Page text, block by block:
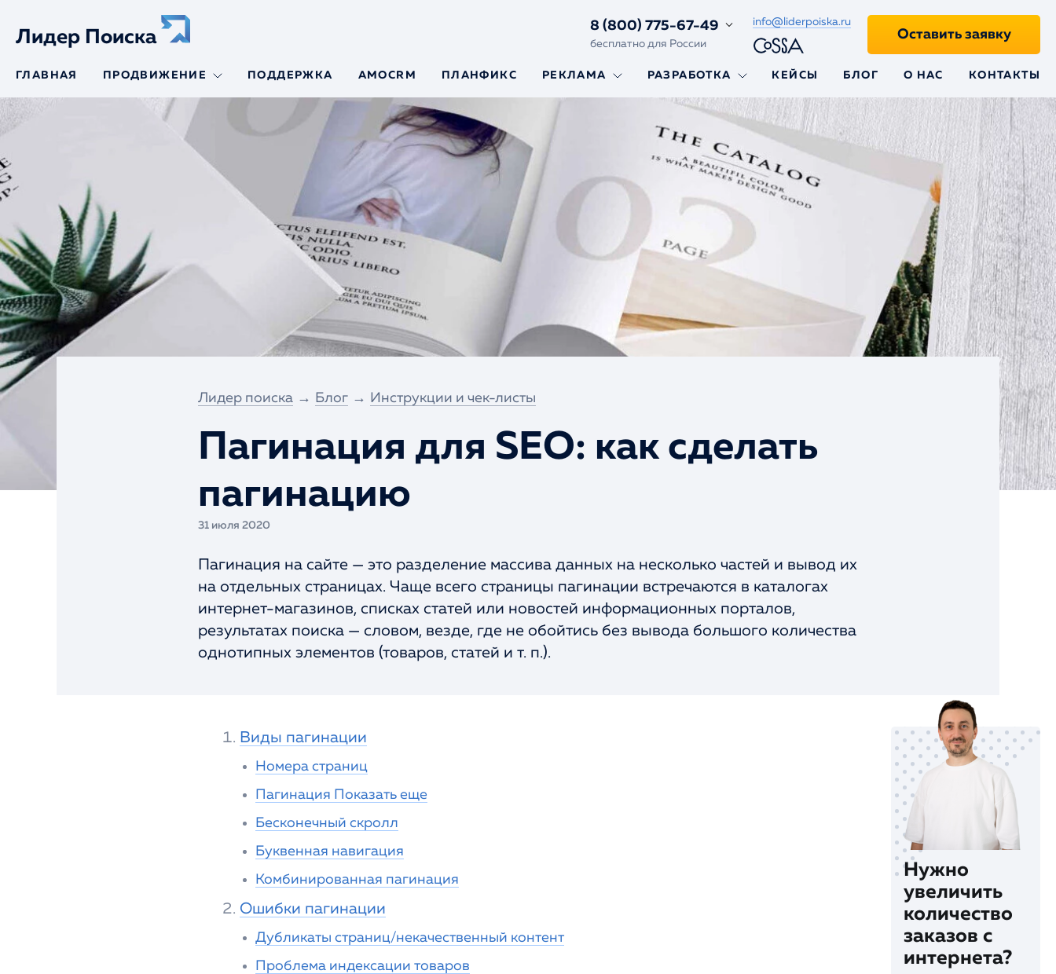
Лидер Поиска
8 (800) 775-67-49
бесплатно для России
info@liderpoiska.ru
ГЛАВНАЯ ПРОДВИЖЕНИЕ
SEO-продвижение
SEO-продвижение
Продвижение по
позициям
Молодой сайт
Региональное
продвижение
Продвижение
ПОДДЕРЖКА AMOCRM ПЛАНФИКС РЕКЛАМА
маркетплейсах
РАЗРАБОТКА
Создание
Сайты на Yii
Framework
Сайты на Laravel
Ускорение
КЕЙСЫ БЛОГ О НАС КОНТАКТЫ
Оставить заявку
Лидер поиска → Блог → Инструкции и чек-листы
Пагинация для SEO: как сделать
пагинацию
31 июля 2020
Пагинация на сайте — это разделение массива данных на несколько частей и вывод их
на отдельных страницах. Чаще всего страницы пагинации встречаются в каталогах
интернет-магазинов, списках статей или новостей информационных порталов,
результатах поиска — словом, везде, где не обойтись без вывода большого количества
однотипных элементов (товаров, статей и т. п.).
Виды пагинации
Номера страниц
Пагинация Показать еще
Бесконечный скролл
Буквенная навигация
Комбинированная пагинация
Ошибки пагинации
Дубликаты страниц/некачественный контент
Проблема индексации товаров
Нужно
увеличить
количество
заказов с
интернета?